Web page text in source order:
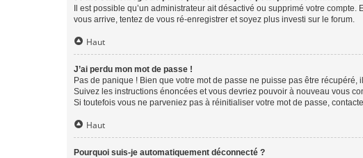
Il est possible qu’un administrateur ait désactivé ou supprimé votre
vous arrive, tentez de vous ré-enregistrer et soyez plus investi sur le forum.
Haut
J’ai perdu mon mot de passe !
Pas de panique ! Bien que votre mot de passe ne puisse pas être
Suivez les instructions énoncées et vous devriez pouvoir à nouveau vous
Si toutefois vous ne parveniez pas à réinitialiser votre mot de passe,
Haut
Pourquoi suis-je automatiquement déconnecté ?